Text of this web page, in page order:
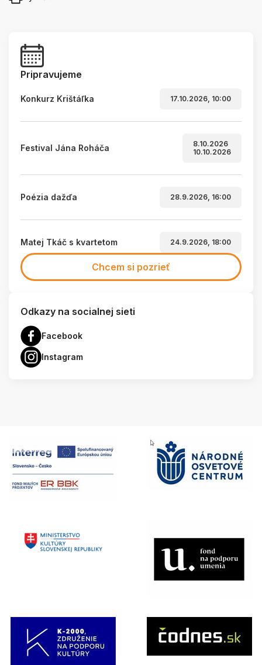
Pripravujeme
Konkurz Krištáľka 17.10.2026, 10:00
Festival Jána Roháča
8.10.2026
10.10.2026
Poézia dažďa 28.9.2026, 16:00
Matej Tkáč s kvartetom 24.9.2026, 18:00
Chcem si pozrieť
Odkazy na socialnej sieti
Facebook
Instagram